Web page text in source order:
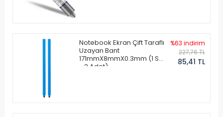
Notebook Ekran Çift Taraflı
Uzayan Bant
171mmX8mmX0.3mm (1 Set
- 2 Adet)
%63 indirim
227,76 TL
85,41 TL